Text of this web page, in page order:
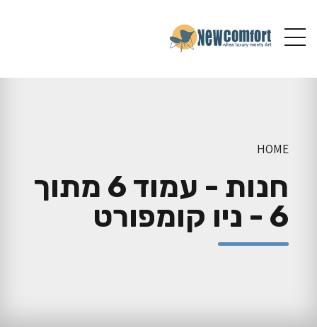
HOME
חנות - עמוד 6 מתוך
6 - ניו קומפורט